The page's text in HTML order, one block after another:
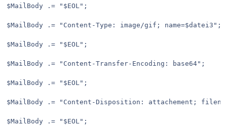
$MailBody .= "$EOL";
$MailBody .= "Content-Type: image/gif; name=$datei3";
$MailBody .= "$EOL";
$MailBody .= "Content-Transfer-Encoding: base64";
$MailBody .= "$EOL";
$MailBody .= "Content-Disposition: attachement;
$MailBody .= "$EOL";